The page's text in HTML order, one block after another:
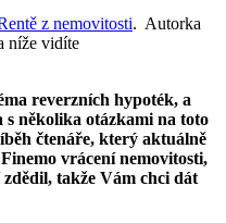
z nemovitosti. Autorka
níže vidíte
reverzních hypoték, a
s několika otázkami na toto
čtenáře, který aktuálně
vrácení nemovitosti,
takže Vám chci dát